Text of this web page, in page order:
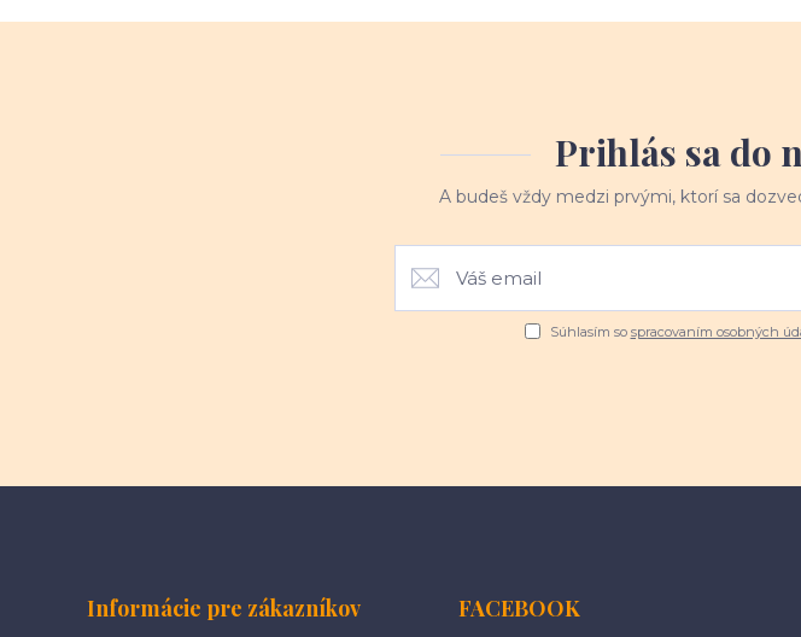
Prihlás sa do
A budeš vždy medzi prvými, ktorí sa
Súhlasím so spracovaním osobných
Informácie pre zákazníkov FACEBOOK